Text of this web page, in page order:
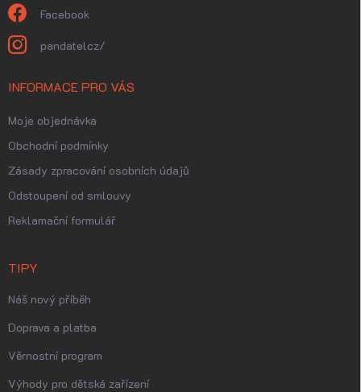
Facebook
pandatelcz/
INFORMACE PRO VÁS
Moje objednávka
Obchodní podmínky
Zásady zpracování osobních údajů
Odstoupení od smlouvy
Reklamační formulář
TIPY
Náš nový příběh
Doprava a platba
Věrnostní program
Výhody pro dětská zařízení